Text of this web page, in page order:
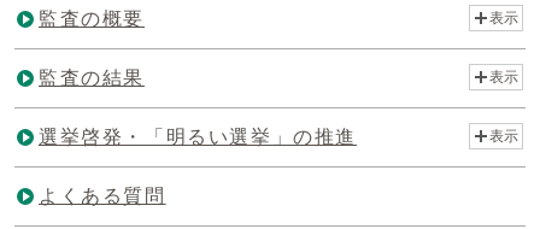
監査の概要 表示
監査の結果 表示
選挙啓発・「明るい選挙」の推進 表示
よくある質問